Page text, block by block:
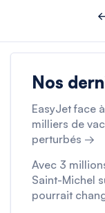
Nos
EasyJet face
milliers de
perturbés →
Avec 3
Saint-Michel
pourrait